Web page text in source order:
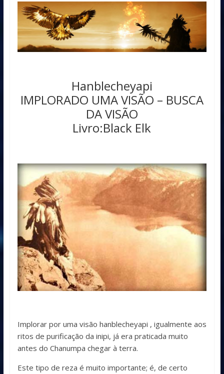
Hanblecheyapi
IMPLORADO UMA VISÃO – BUSCA
DA VISÃO
Livro:Black Elk
Implorar por uma visão hanblecheyapi , igualmente aos
ritos de purificação da inipi, já era praticada muito
antes do Chanumpa chegar à terra.
Este tipo de reza é muito importante; é, de certo